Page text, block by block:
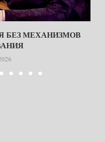
БЕЗ МЕХАНИЗМОВ